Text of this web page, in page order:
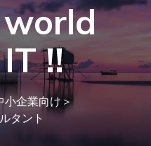
!!
小企業向け＞
タント